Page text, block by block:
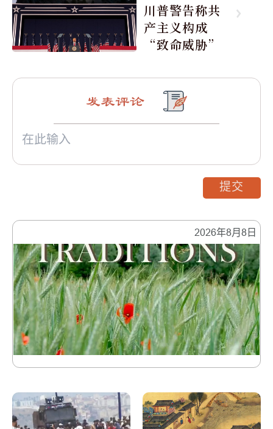
川普警告称共
产主义构成
“致命威胁”
2026年8月8日
发表评论
提交